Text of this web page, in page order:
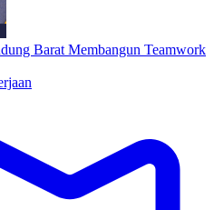
Barat Membangun Teamwork